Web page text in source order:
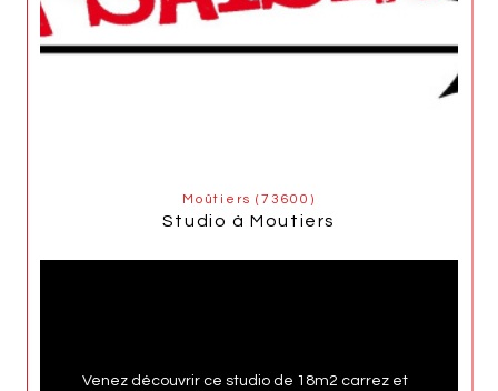
Moûtiers (73600)
Studio à Moutiers
Venez découvrir ce studio de 18m2 carrez et